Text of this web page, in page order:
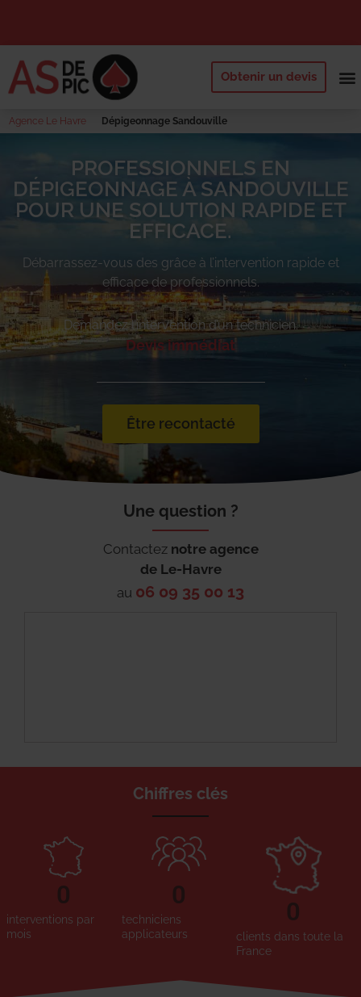
Obtenir un devis
Agence Le Havre Dépigeonnage Sandouville
PROFESSIONNELS EN
DÉPIGEONNAGE À SANDOUVILLE
POUR UNE SOLUTION RAPIDE ET
EFFICACE.
Débarrassez-vous des grâce à l’intervention rapide et
efficace de professionnels.
Demandez l’intervention d’un technicien.
Devis immédiat
Être recontacté
Une question ?
Contactez notre agence
de Le-Havre
au 06 09 35 00 13
Chiffres clés
interventions par
mois
0
techniciens
applicateurs
0
clients dans toute la
France
0